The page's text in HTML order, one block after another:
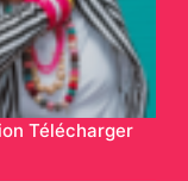
Télécharger